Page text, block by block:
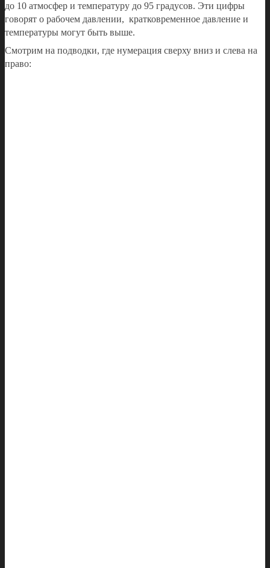
до 10 атмосфер и температуру до 95 градусов. Эти цифры
говорят о рабочем давлении, кратковременное давление и
температуры могут быть выше.
Смотрим на подводки, где нумерация сверху вниз и слева на
право: